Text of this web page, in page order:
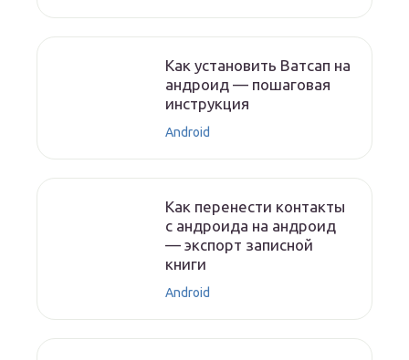
Как установить Ватсап на
андроид — пошаговая
инструкция
Android
Как перенести контакты
с андроида на андроид
— экспорт записной
книги
Android